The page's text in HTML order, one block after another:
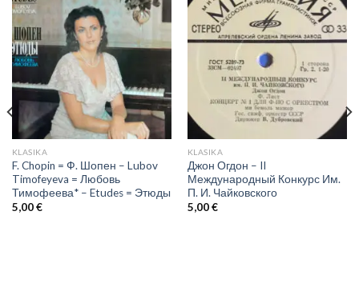
KLASIKA
F. Chopin = Ф. Шопен – Lubov
Timofeyeva = Любовь
Тимофеева* – Etudes = Этюды
5,00€
KLASIKA
Джон Огдон – II
Международный Конкурс Им.
П. И. Чайковского
5,00€